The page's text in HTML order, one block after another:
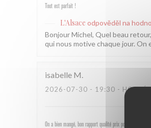
Tout est parfait !
L'Alsace odpověděl na
Bonjour Michel, Quel beau
qui nous motive chaque jour.
isabelle M
2026-07-30 - 19:30 - HOSTÉ
On a bien mangé, bon rapport qualité prix pour les